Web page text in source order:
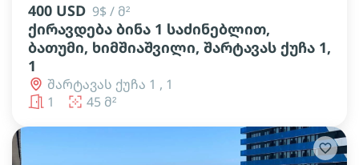
400 USD 9$ / მ²
ქირავდება ბინა 1 საძინებლით,
ბათუმი, ხიმშიაშვილი, შარტავას ქუჩა 1,
1
შარტავას ქუჩა 1 , 1
1
45 მ²